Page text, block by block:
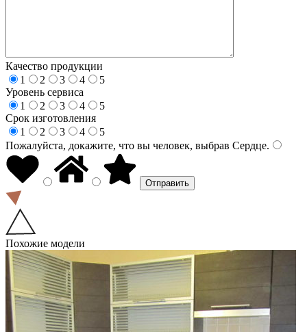
Качество продукции
1
2 3 4
5
Уровень сервиса
1
2 3 4
5
Срок изготовления
1
2 3 4
5
Пожалуйста, докажите, что вы человек, выбрав Сердце.
Похожие модели